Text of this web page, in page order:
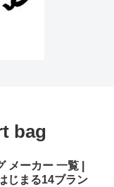
bag
メーカー 一覧 |
じまる14ブラン